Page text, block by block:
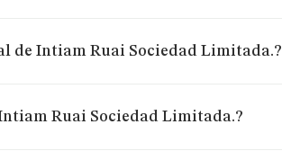
de Intiam Ruai Sociedad Limitada.?
Ruai Sociedad Limitada.?